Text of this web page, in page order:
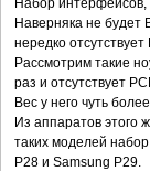
Набор интерфейсов,
Наверняка не будет
нередко
Рассмотрим такие
раз и отсутствует
Вес у него чуть
Из аппаратов этого
таких моделей
P28 и Samsung P29.